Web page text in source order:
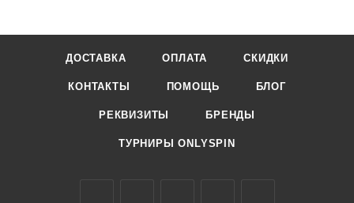
ДОСТАВКА ОПЛАТА СКИДКИ
КОНТАКТЫ ПОМОЩЬ БЛОГ
РЕКВИЗИТЫ БРЕНДЫ
ТУРНИРЫ ONLYSPIN